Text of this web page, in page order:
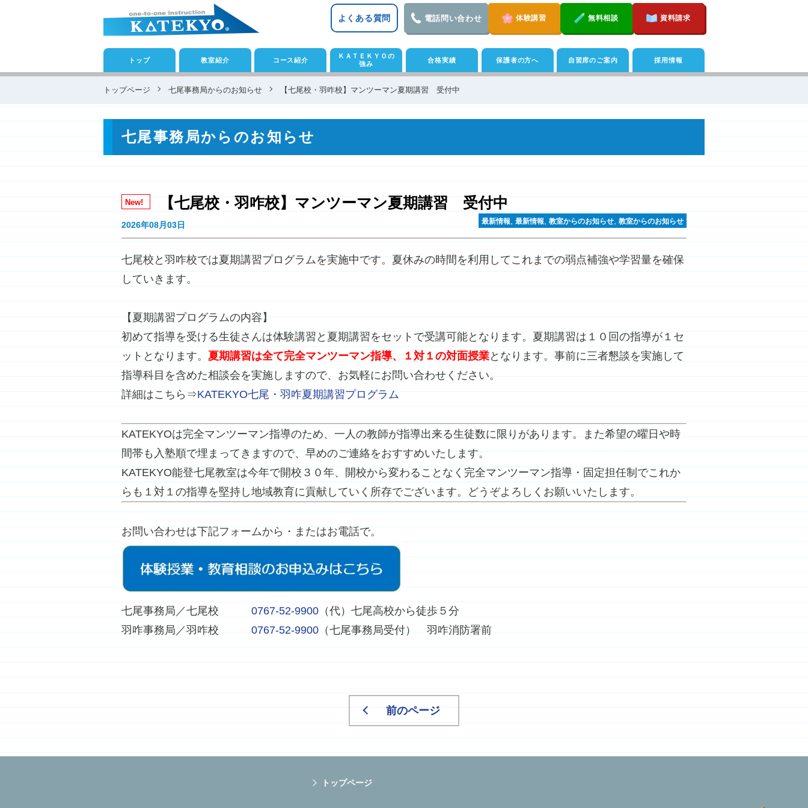
よくある質問 電話問い合わせ 体験講習 無料相談 資料請求
トップ 教室紹介 コース紹介
ＫＡＴＥＫＹＯの
強み
合格実績 保護者の方へ 自習席のご案内 採用情報
トップページ 七尾事務局からのお知らせ 【七尾校・羽咋校】マンツーマン夏期講習 受付中
七尾事務局からのお知らせ
New! 【七尾校・羽咋校】マンツーマン夏期講習 受付中
2026年08月03日 最新情報, 最新情報, 教室からのお知らせ, 教室からのお知らせ
七尾校と羽咋校では夏期講習プログラムを実施中です。夏休みの時間を利用してこれまでの弱点補強や学習量を確保
していきます。
【夏期講習プログラムの内容】
初めて指導を受ける生徒さんは体験講習と夏期講習をセットで受講可能となります。夏期講習は１０回の指導が１セ
ットとなります。 夏期講習は全て完全マンツーマン指導、１対１の対面授業となります。事前に三者懇談を実施して
指導科目を含めた相談会を実施しますので、お気軽にお問い合わせください。
詳細はこちら⇒KATEKYO七尾・羽咋夏期講習プログラム
KATEKYOは完全マンツーマン指導のため、一人の教師が指導出来る生徒数に限りがあります。また希望の曜日や時
間帯も入塾順で埋まってきますので、早めのご連絡をおすすめいたします。
KATEKYO能登七尾教室は今年で開校３０年、開校から変わることなく完全マンツーマン指導・固定担任制でこれか
らも１対１の指導を堅持し地域教育に貢献していく所存でございます。どうぞよろしくお願いいたします。
お問い合わせは下記フォームから・またはお電話で。
七尾事務局／七尾校 0767-52-9900 （代）七尾高校から徒歩５分
羽咋事務局／羽咋校 0767-52-9900 （七尾事務局受付） 羽咋消防署前
前のページ
トップページ